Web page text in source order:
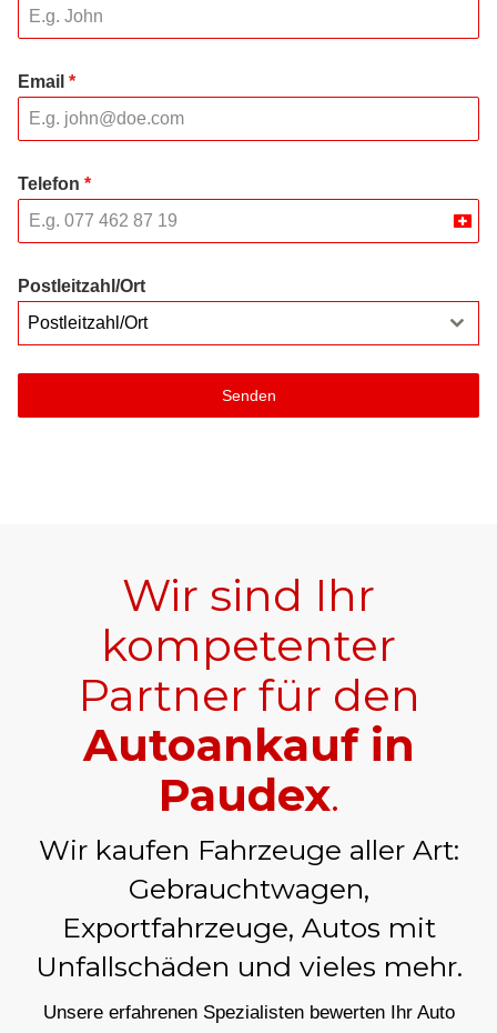
Email *
Telefon *
Postleitzahl/Ort
Postleitzahl/Ort
Senden
Wir sind Ihr
kompetenter
Partner für den
Autoankauf in
Paudex.
Wir kaufen Fahrzeuge aller Art:
Gebrauchtwagen,
Exportfahrzeuge, Autos mit
Unfallschäden und vieles mehr.
Unsere erfahrenen Spezialisten bewerten Ihr Auto